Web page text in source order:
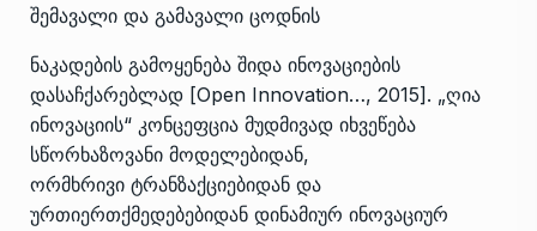
შემავალი და გამავალი ცოდნის
ნაკადების გამოყენება შიდა ინოვაციების
დასაჩქარებლად [Open Innovation…, 2015]. „ღია
ინოვაციის“ კონცეფცია მუდმივად იხვეწება
სწორხაზოვანი მოდელებიდან,
ორმხრივი ტრანზაქციებიდან და
ურთიერთქმედებებიდან დინამიურ ინოვაციურ